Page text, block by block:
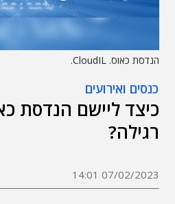
הנדסת כאוס. CloudIL.
כנסים ואירועים
כיצד ליישם הנדסת
רגילה?
07/02/2023 14:01